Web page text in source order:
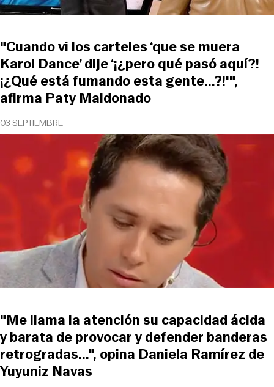
03 SEPTIEMBRE
"Cuando vi los carteles ‘que se muera
Karol Dance’ dije ‘¡¿pero qué pasó aquí?!
¡¿Qué está fumando esta gente...?!'",
afirma Paty Maldonado
"Me llama la atención su capacidad ácida
y barata de provocar y defender banderas
retrogradas...", opina Daniela Ramírez de
Yuyuniz Navas